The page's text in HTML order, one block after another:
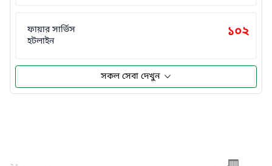
ফায়ার সার্ভিস
হটলাইন
১০২
সকল সেবা দেখুন